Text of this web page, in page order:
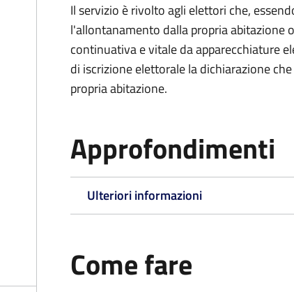
Il servizio è rivolto agli elettori che,
l'allontanamento dalla propria abitazione
continuativa e vitale da apparecchiature
di iscrizione elettorale la dichiarazione
propria abitazione.
Approfondimenti
Ulteriori informazioni
Come fare